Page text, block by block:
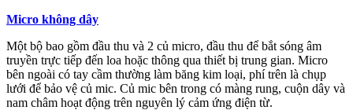
Micro không dây
Một bộ bao gồm đầu thu và 2 củ micro, đầu thu để bắt sóng âm
truyền trực tiếp đến loa hoặc thông qua thiết bị trung gian. Micro
bên ngoài có tay cầm thường làm băng kim loại, phí trên là chụp
lưới để bảo vệ củ mic. Củ mic bên trong có màng rung, cuộn dây và
nam châm hoạt động trên nguyên lý cảm ứng điện từ.